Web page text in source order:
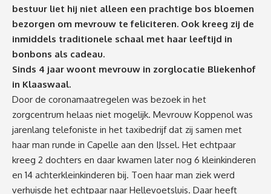
bestuur liet hij niet alleen een prachtige bos bloemen
bezorgen om mevrouw te feliciteren. Ook kreeg zij de
inmiddels traditionele schaal met haar leeftijd in
bonbons als cadeau.
Sinds 4 jaar woont mevrouw in zorglocatie Bliekenhof
in Klaaswaal.
Door de coronamaatregelen was bezoek in het
zorgcentrum helaas niet mogelijk. Mevrouw Koppenol was
jarenlang telefoniste in het taxibedrijf dat zij samen met
haar man runde in Capelle aan den IJssel. Het echtpaar
kreeg 2 dochters en daar kwamen later nog 6 kleinkinderen
en 14 achterkleinkinderen bij. Toen haar man ziek werd
verhuisde het echtpaar naar Hellevoetsluis. Daar heeft